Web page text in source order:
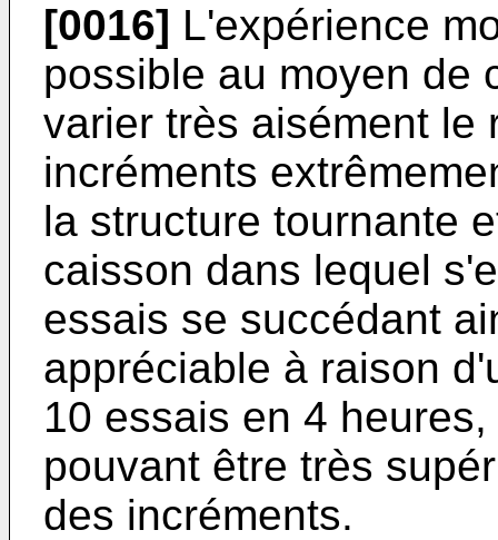
[0016] L'expérience
possible au moyen de
varier très aisément le
incréments
la structure tournante
caisson dans lequel
essais se succédant
appréciable à raison
10 essais en 4
pouvant être très
des incréments.